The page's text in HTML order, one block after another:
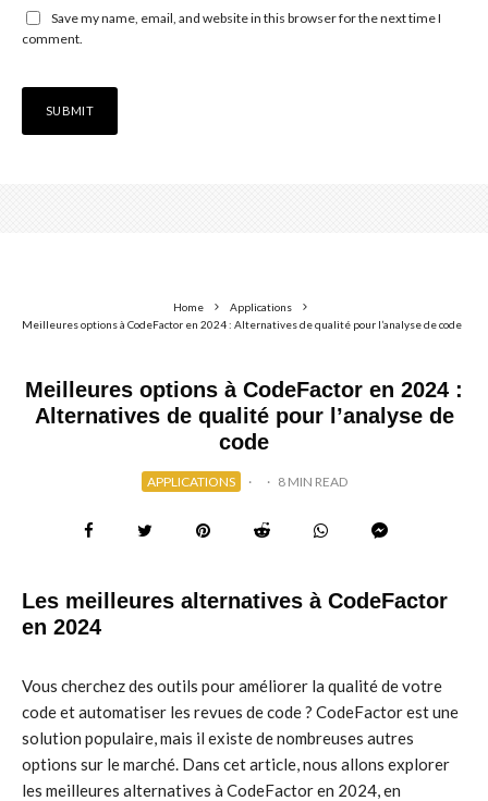
Save my name, email, and website in this browser for the next time I
comment.
Home
Applications
Meilleures options à CodeFactor en 2024 : Alternatives de qualité pour l’analyse de code
Meilleures options à CodeFactor en 2024 :
Alternatives de qualité pour l’analyse de
code
APPLICATIONS · · 8 MIN READ
Les meilleures alternatives à CodeFactor
en 2024
Vous cherchez des outils pour améliorer la qualité de votre
code et automatiser les revues de code ? CodeFactor est une
solution populaire, mais il existe de nombreuses autres
options sur le marché. Dans cet article, nous allons explorer
les meilleures alternatives à CodeFactor en 2024, en